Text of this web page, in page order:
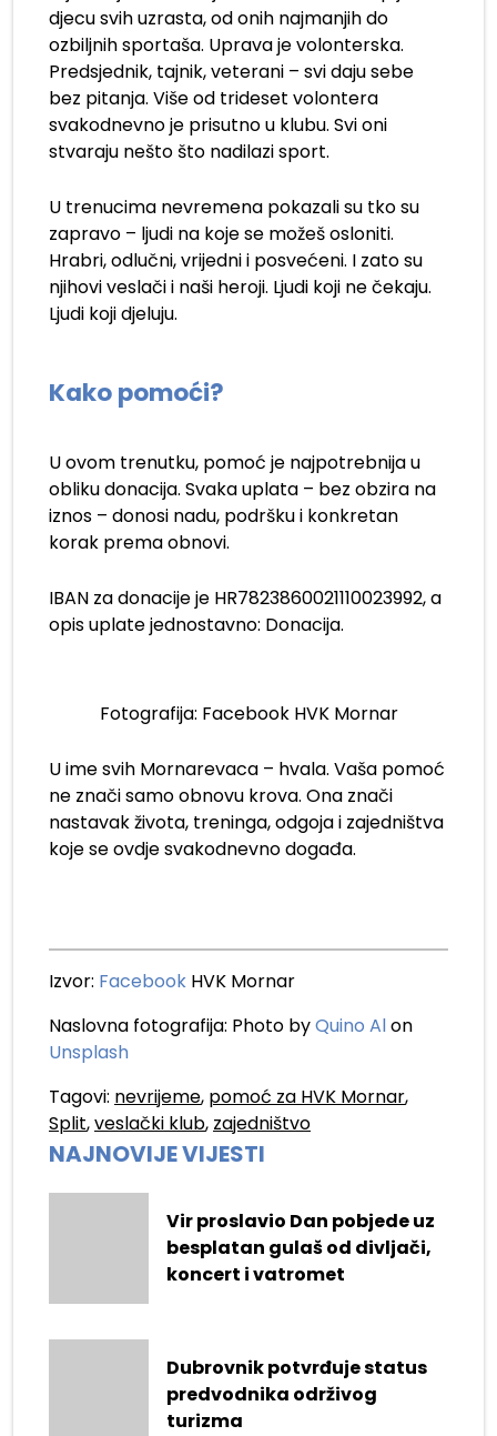
djecu svih uzrasta, od onih najmanjih do
ozbiljnih sportaša. Uprava je volonterska.
Predsjednik, tajnik, veterani – svi daju sebe
bez pitanja. Više od trideset volontera
svakodnevno je prisutno u klubu. Svi oni
stvaraju nešto što nadilazi sport.
U trenucima nevremena pokazali su tko su
zapravo – ljudi na koje se možeš osloniti.
Hrabri, odlučni, vrijedni i posvećeni. I zato su
njihovi veslači i naši heroji. Ljudi koji ne čekaju.
Ljudi koji djeluju.
Kako pomoći?
U ovom trenutku, pomoć je najpotrebnija u
obliku donacija. Svaka uplata – bez obzira na
iznos – donosi nadu, podršku i konkretan
korak prema obnovi.
IBAN za donacije je HR7823860021110023992, a
opis uplate jednostavno: Donacija.
Fotografija: Facebook HVK Mornar
U ime svih Mornarevaca – hvala. Vaša pomoć
ne znači samo obnovu krova. Ona znači
nastavak života, treninga, odgoja i zajedništva
koje se ovdje svakodnevno događa.
Izvor: Facebook HVK Mornar
Naslovna fotografija: Photo byQuino Alon
Unsplash
Tagovi: nevrijeme, pomoć za HVK Mornar,
Split,veslački klub, zajedništvo
NAJNOVIJE VIJESTI
Vir proslavio Dan pobjede uz
besplatan gulaš od divljači,
koncert i vatromet
Dubrovnik potvrđuje status
predvodnika održivog
turizma